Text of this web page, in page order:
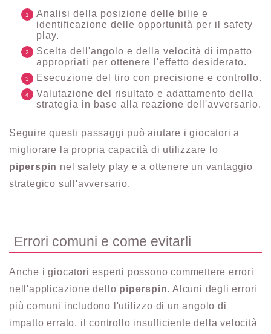
Analisi della posizione delle bilie e
identificazione delle opportunità per il safety
play.
Scelta dell'angolo e della velocità di impatto
appropriati per ottenere l'effetto desiderato.
Esecuzione del tiro con precisione e controllo.
Valutazione del risultato e adattamento della
strategia in base alla reazione dell'avversario.
Seguire questi passaggi può aiutare i giocatori a
migliorare la propria capacità di utilizzare lo
piperspin nel safety play e a ottenere un vantaggio
strategico sull'avversario.
Errori comuni e come evitarli
Anche i giocatori esperti possono commettere errori
nell'applicazione dello piperspin. Alcuni degli errori
più comuni includono l'utilizzo di un angolo di
impatto errato, il controllo insufficiente della velocità